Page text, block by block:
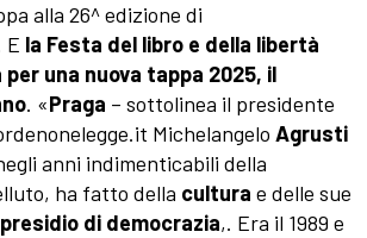
alla 26^ edizione di
E la Festa del libro e della libertà
una nuova tappa 2025, il
. «Praga – sottolinea il presidente
Michelangelo Agrusti
anni indimenticabili della
ha fatto della cultura e delle sue
presidio di democrazia,. Era il 1989 e